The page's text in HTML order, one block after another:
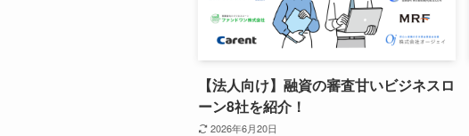
【法人向け】融資の審査甘いビジネスロ
ーン8社を紹介！
2026年6月20日